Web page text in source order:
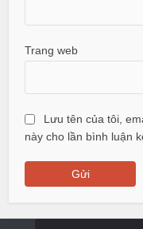
Trang web
Lưu tên của tôi,
này cho lần bình luận